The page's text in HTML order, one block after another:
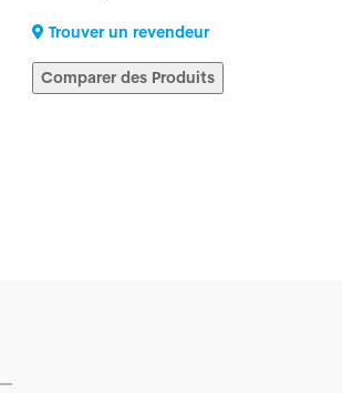
Trouver un revendeur
Comparer des Produits